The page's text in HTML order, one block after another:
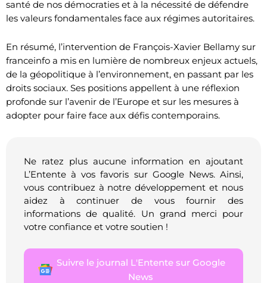
santé de nos démocraties et à la nécessité de défendre
les valeurs fondamentales face aux régimes autoritaires.
En résumé, l’intervention de François-Xavier Bellamy sur
franceinfo a mis en lumière de nombreux enjeux actuels,
de la géopolitique à l’environnement, en passant par les
droits sociaux. Ses positions appellent à une réflexion
profonde sur l’avenir de l’Europe et sur les mesures à
adopter pour faire face aux défis contemporains.
Ne ratez plus aucune information en ajoutant
L’Entente à vos favoris sur Google News. Ainsi,
vous contribuez à notre développement et nous
aidez à continuer de vous fournir des
informations de qualité. Un grand merci pour
votre confiance et votre soutien !
Suivre le journal L'Entente sur Google
News